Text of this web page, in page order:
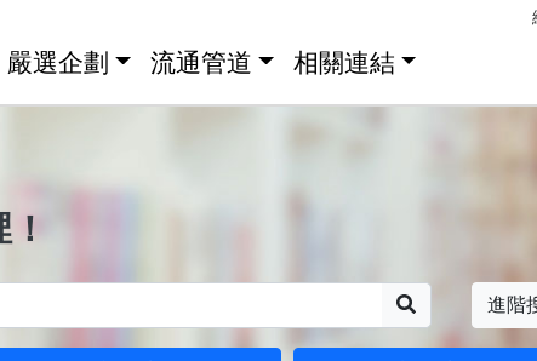
嚴選企劃 流通管道 相關連結
進階